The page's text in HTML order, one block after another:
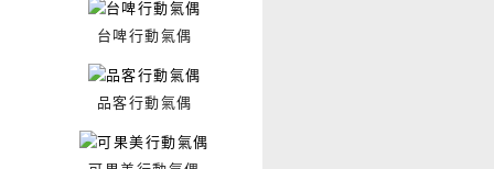
台啤行動氣偶
品客行動氣偶